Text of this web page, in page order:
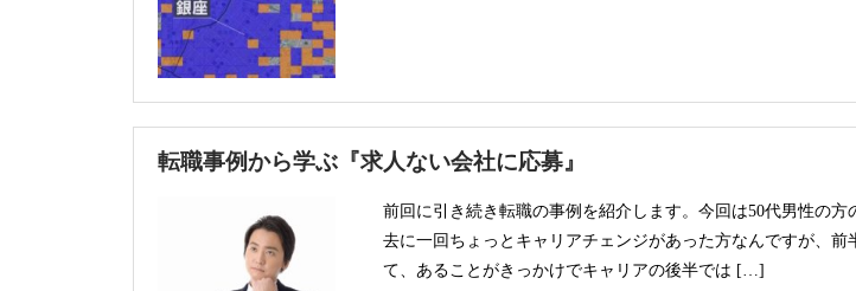
転職事例から学ぶ『求人ない会社に応募』
前回に引き続き転職の事例を紹介します。今回は50代男性の方
去に一回ちょっとキャリアチェンジがあった方なんですが、前
て、あることがきっかけでキャリアの後半では […]